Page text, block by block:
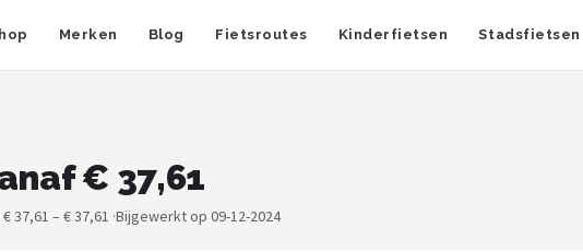
Merken Blog Fietsroutes Kinderfietsen Stadsfietsen
€ 37,61
37,61 – € 37,61 ·Bijgewerkt op 09-12-2024